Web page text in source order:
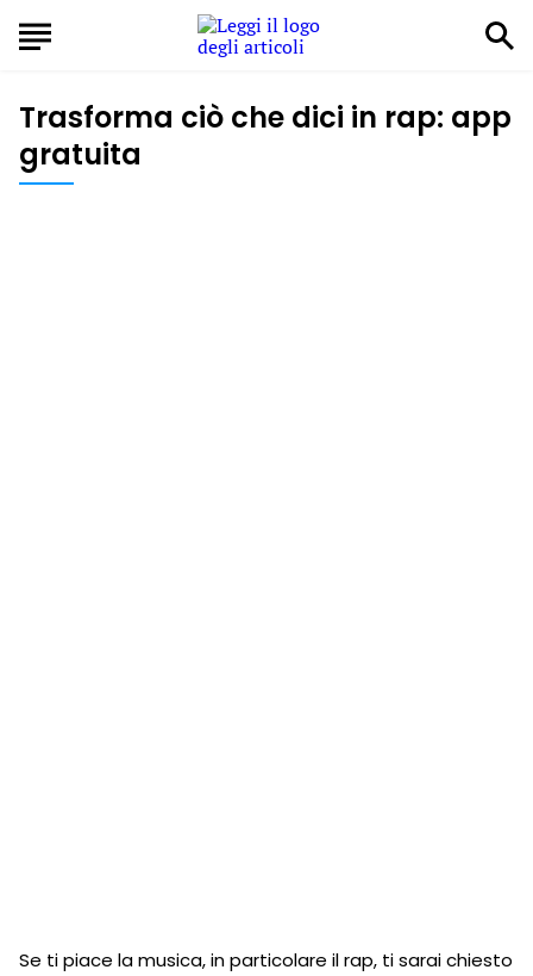
Trasforma ciò che dici in rap: app
gratuita
Se ti piace la musica, in particolare il rap, ti sarai chiesto